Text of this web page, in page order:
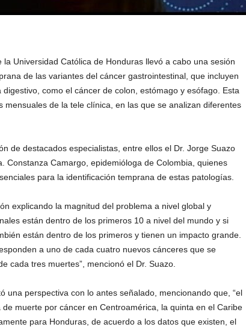
la Universidad Católica de Honduras llevó a cabo una sesión
de las variantes del cáncer gastrointestinal, que incluyen
como el cáncer de colon, estómago y esófago. Esta
mensuales de la tele clínica, en las que se analizan diferentes
de destacados especialistas, entre ellos el Dr. Jorge Suazo
Constanza Camargo, epidemióloga de Colombia, quienes
para la identificación temprana de estas patologías.
explicando la magnitud del problema a nivel global y
están dentro de los primeros 10 a nivel del mundo y si
están dentro de los primeros y tienen un impacto grande.
a uno de cada cuatro nuevos cánceres que se
cada tres muertes”, mencionó el Dr. Suazo.
una perspectiva con lo antes señalado, mencionando que, “el
muerte por cáncer en Centroamérica, la quinta en el Caribe
para Honduras, de acuerdo a los datos que existen, el